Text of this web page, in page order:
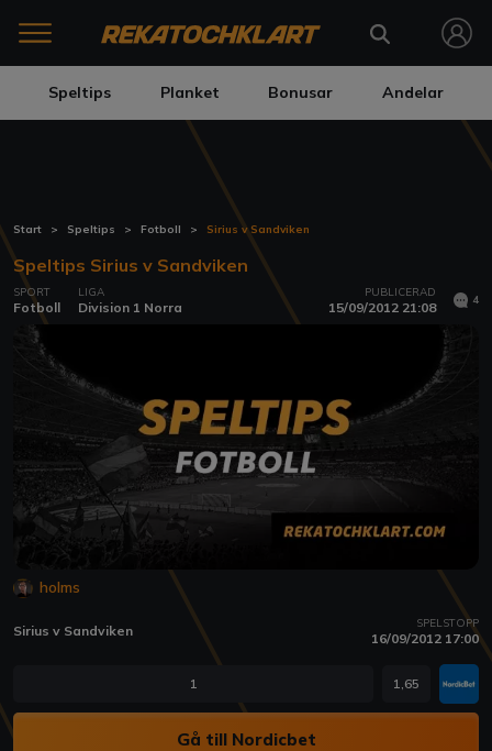
Speltips Planket Bonusar Andelar
Start Speltips Fotboll Sirius v Sandviken
Speltips Sirius v Sandviken
SPORT
Fotboll
LIGA
Division 1 Norra
PUBLICERAD
15/09/2012 21:08 4
holms
Sirius v Sandviken SPELSTOPP
16/09/2012 17:00
1 1,65
Gå till Nordicbet